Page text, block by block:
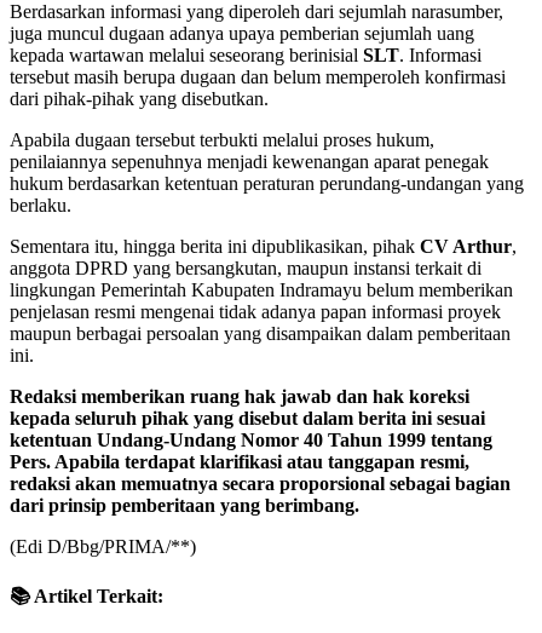
Berdasarkan informasi yang diperoleh dari sejumlah narasumber,
juga muncul dugaan adanya upaya pemberian sejumlah uang
kepada wartawan melalui seseorang berinisial SLT. Informasi
tersebut masih berupa dugaan dan belum memperoleh konfirmasi
dari pihak-pihak yang disebutkan.
Apabila dugaan tersebut terbukti melalui proses hukum,
penilaiannya sepenuhnya menjadi kewenangan aparat penegak
hukum berdasarkan ketentuan peraturan perundang-undangan yang
berlaku.
Sementara itu, hingga berita ini dipublikasikan, pihak CV Arthur,
anggota DPRD yang bersangkutan, maupun instansi terkait di
lingkungan Pemerintah Kabupaten Indramayu belum memberikan
penjelasan resmi mengenai tidak adanya papan informasi proyek
maupun berbagai persoalan yang disampaikan dalam pemberitaan
ini.
Redaksi memberikan ruang hak jawab dan hak koreksi
kepada seluruh pihak yang disebut dalam berita ini sesuai
ketentuan Undang-Undang Nomor 40 Tahun 1999 tentang
Pers. Apabila terdapat klarifikasi atau tanggapan resmi,
redaksi akan memuatnya secara proporsional sebagai bagian
dari prinsip pemberitaan yang berimbang.
(Edi D/Bbg/PRIMA/**)
📚 Artikel Terkait: